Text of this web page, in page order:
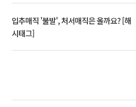
입추매직 '불발', 처서매직은 올까요? [해
시태그]